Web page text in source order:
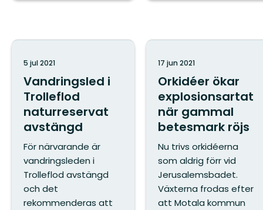
Vandringsled i
Trolleflod
naturreservat
avstängd
5 jul 2021
För närvarande är
vandringsleden i
Trolleflod avstängd
och det
rekommenderas att
Orkidéer ökar
explosionsartat
när gammal
betesmark röjs
17 jun 2021
Nu trivs orkidéerna
som aldrig förr vid
Jerusalemsbadet.
Växterna frodas efter
att Motala kommun